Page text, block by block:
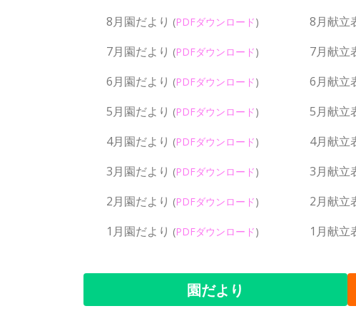
8月園だより (PDFダウンロード)
7月園だより (PDFダウンロード)
6月園だより (PDFダウンロード)
5月園だより (PDFダウンロード)
4月園だより (PDFダウンロード)
3月園だより (PDFダウンロード)
2月園だより (PDFダウンロード)
1月園だより (PDFダウンロード)
8月献立
7月献立
6月献立
5月献立
4月献立
3月献立
2月献立
1月献立
園だより